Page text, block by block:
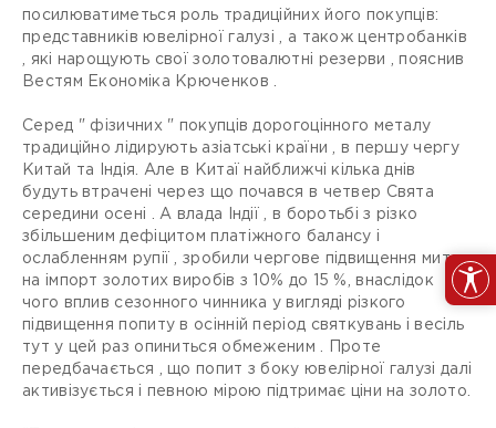
посилюватиметься роль традиційних його покупців:
представників ювелірної галузі , а також центробанків
, які нарощують свої золотовалютні резерви , пояснив
Вестям Економіка Крюченков .
Серед " фізичних " покупців дорогоцінного металу
традиційно лідирують азіатські країни , в першу чергу
Китай та Індія. Але в Китаї найближчі кілька днів
будуть втрачені через що почався в четвер Свята
середини осені . А влада Індії , в боротьбі з різко
збільшеним дефіцитом платіжного балансу і
ослабленням рупії , зробили чергове підвищення мита
на імпорт золотих виробів з 10% до 15 %, внаслідок
чого вплив сезонного чинника у вигляді різкого
підвищення попиту в осінній період святкувань і весіль
тут у цей раз опиниться обмеженим . Проте
передбачається , що попит з боку ювелірної галузі далі
активізується і певною мірою підтримає ціни на золото.